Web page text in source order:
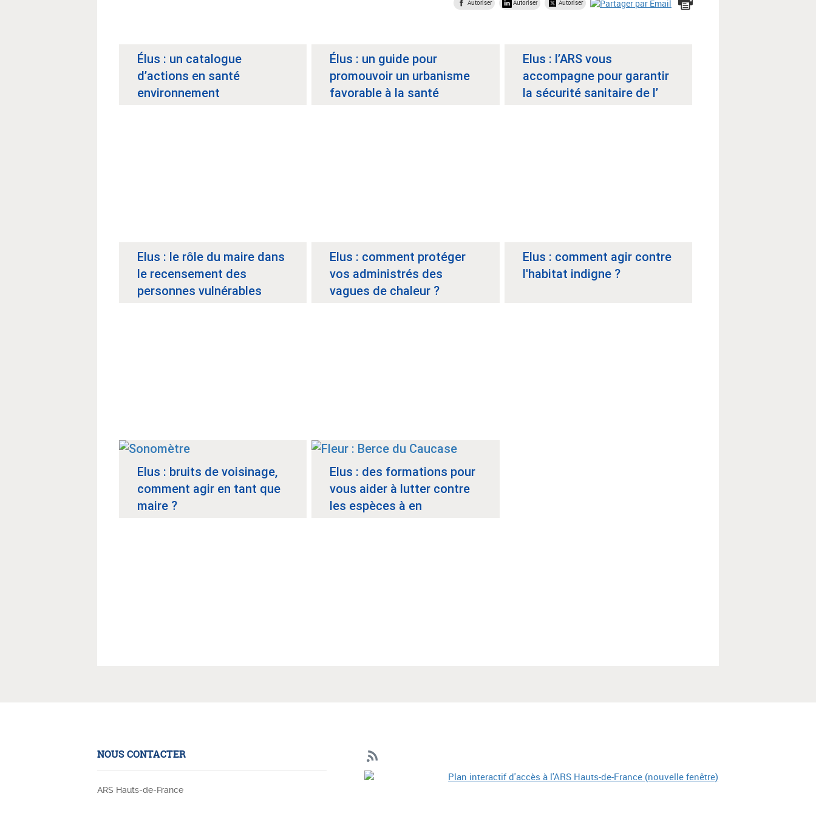
Autoriser Autoriser Autoriser
Élus : un catalogue
d’actions en santé
environnement
Élus : un guide pour
promouvoir un urbanisme
favorable à la santé
Elus : l’ARS vous
accompagne pour garantir
la sécurité sanitaire de l’
Elus : le rôle du maire dans
le recensement des
personnes vulnérables
Elus : comment protéger
vos administrés des
vagues de chaleur ?
Elus : comment agir contre
l'habitat indigne ?
Elus : bruits de voisinage,
comment agir en tant que
maire ?
Elus : des formations pour
vous aider à lutter contre
les espèces à en
NOUS CONTACTER
ARS Hauts-de-France